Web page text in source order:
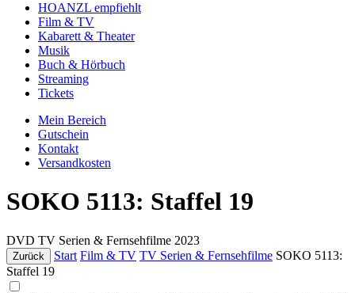
HOANZL empfiehlt
Film & TV
Kabarett & Theater
Musik
Buch & Hörbuch
Streaming
Tickets
Mein Bereich
Gutschein
Kontakt
Versandkosten
SOKO 5113: Staffel 19
DVD TV Serien & Fernsehfilme 2023
Zurück Start Film & TV TV Serien & Fernsehfilme SOKO 5113:
Staffel 19